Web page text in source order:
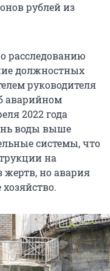
рублей из
расследованию
должностных
руководителя
аварийном
2022 года
воды выше
системы, что
на
жертв, но авария